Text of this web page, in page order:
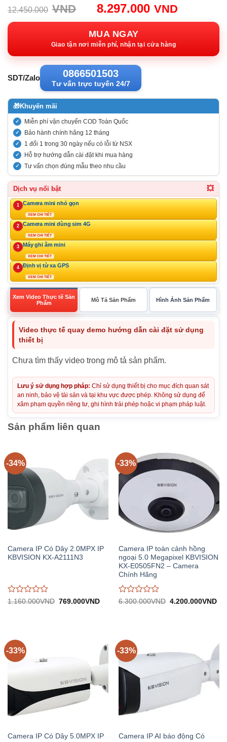
12.450.000 VND
Giá
gốc:
12.450.000VND.
8.297.000 VND
hiện
MUA NGAY
Giao tận nơi miễn phí, nhận tại cửa hàng
SDT/Zalo 0866501503
Tư vấn trực tuyến 24/7
🎁Khuyến mãi
Miễn phí vận chuyển COD Toàn Quốc
Bảo hành chính hãng 12 tháng
1 đổi 1 trong 30 ngày nếu có lỗi từ NSX
Hỗ trợ hướng dẫn cài đặt khi mua hàng
Tư vấn chọn đúng mẫu theo nhu cầu
Dịch vụ nổi bật 💥
1 Camera mini nhỏ gọn
XEM CHI TIẾT
2 Camera mini dùng sim 4G
XEM CHI TIẾT
3 Máy ghi âm mini
XEM CHI TIẾT
4 Định vị từ xa GPS
XEM CHI TIẾT
Xem Video Thực tế Sản
Phẩm
Mô Tả Sản Phẩm Hình Ảnh Sản Phẩm
Video thực tế quay demo hướng dẫn cài đặt sử dụng
thiết bị
Chưa tìm thấy video trong mô tả sản phẩm.
Lưu ý sử dụng hợp pháp: Chỉ sử dụng thiết bị cho mục đích quan sát
an ninh, bảo vệ tài sản và tại khu vực được phép. Không sử dụng để
xâm phạm quyền riêng tư, ghi hình trái phép hoặc vi phạm pháp luật.
Sản phẩm liên quan
-34%
Camera IP Có Dây 2.0MPX IP
KBVISION KX-A2111N3
Được
5
1.160.000VND Giá
769.000VNDGiá
-33%
Camera IP toàn cảnh hồng
ngoại 5.0 Megapixel KBVISION
KX-E0505FN2 – Camera
Chính Hãng
Được
5
6.300.000VND Giá
4.200.000VNDGiá
-33%
Camera IP Có Dây 5.0MPX IP
-33%
Camera IP AI báo động Có